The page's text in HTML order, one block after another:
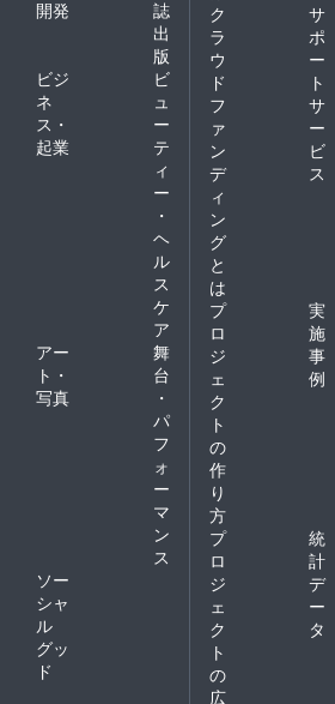
開発
誌
出
版
ビジ
ネ
ス・
起業
ビ
ュ
ー
テ
ィ
ー
・
ヘ
ル
ス
ケ
ア
アー
ト・
写真
舞
台
・
パ
フ
ォ
ー
マ
ン
ス
ソー
シャ
ル
グッ
ド
ク
ラ
ウ
ド
フ
ァ
ン
デ
ィ
ン
グ
と
は
サ
ポ
ー
ト
サ
ー
ビ
ス
プ
ロ
ジ
ェ
ク
ト
の
作
り
方
実
施
事
例
プ
ロ
ジ
ェ
ク
ト
の
広
統
計
デ
ー
タ